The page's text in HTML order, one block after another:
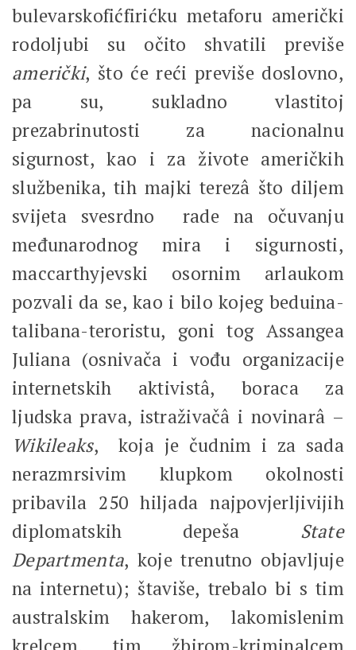
bulevarskofićfirićku metaforu američki
rodoljubi su očito shvatili previše
američki, što će reći previše doslovno,
pa su, sukladno vlastitoj
prezabrinutosti za nacionalnu
sigurnost, kao i za živote američkih
službenika, tih majki terezâ što diljem
svijeta svesrdno rade na očuvanju
međunarodnog mira i sigurnosti,
maccarthyjevski osornim arlaukom
pozvali da se, kao i bilo kojeg beduina-
talibana-teroristu, goni tog Assangea
Juliana (osnivača i vođu organizacije
internetskih aktivistâ, boraca za
ljudska prava, istraživačâ i novinarâ –
Wikileaks, koja je čudnim i za sada
nerazmrsivim klupkom okolnosti
pribavila 250 hiljada najpovjerljivijih
diplomatskih depeša State
Departmenta, koje trenutno objavljuje
na internetu); štaviše, trebalo bi s tim
australskim hakerom, lakomislenim